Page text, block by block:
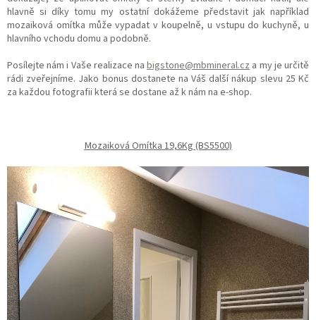
hlavně si díky tomu my ostatní dokážeme představit jak například
mozaiková omítka může vypadat v koupelně, u vstupu do kuchyně, u
hlavního vchodu domu a podobně.
Posílejte nám i Vaše realizace nabigstone@mbmineral.cz a my je určitě
rádi zveřejníme. Jako bonus dostanete na Váš další nákup slevu 25 Kč
za každou fotografii která se dostane až k nám na e-shop.
Mozaiková Omítka 19,6Kg (BS5500)